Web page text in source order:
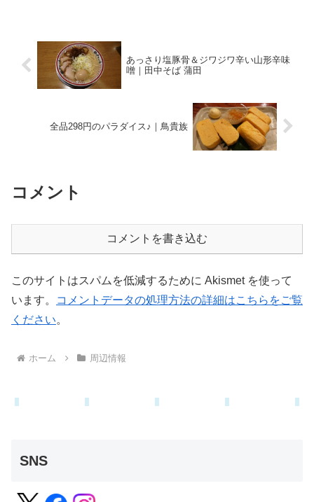
あっさり塩豚骨＆ジワジワ辛い山形辛味
噌｜田中そば 蒲田
全品298円のパラダイス♪｜鳥貴族
コメント
コメントを書き込む
このサイトはスパムを低減するために Akismet を使って
います。
コメントデータの処理方法の詳細はこちらをご覧
ください。
ホーム 周辺情報
SNS